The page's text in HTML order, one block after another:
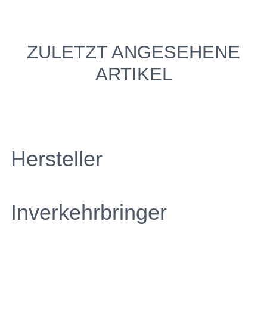
ZULETZT ANGESEHENE
ARTIKEL
Hersteller
Inverkehrbringer